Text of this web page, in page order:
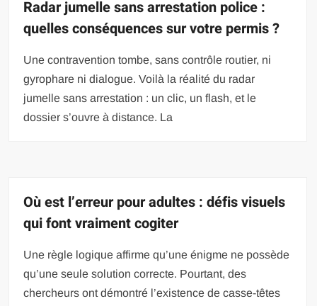
Radar jumelle sans arrestation police :
quelles conséquences sur votre permis ?
Une contravention tombe, sans contrôle routier, ni
gyrophare ni dialogue. Voilà la réalité du radar
jumelle sans arrestation : un clic, un flash, et le
dossier s’ouvre à distance. La
Où est l’erreur pour adultes : défis visuels
qui font vraiment cogiter
Une règle logique affirme qu’une énigme ne possède
qu’une seule solution correcte. Pourtant, des
chercheurs ont démontré l’existence de casse-têtes